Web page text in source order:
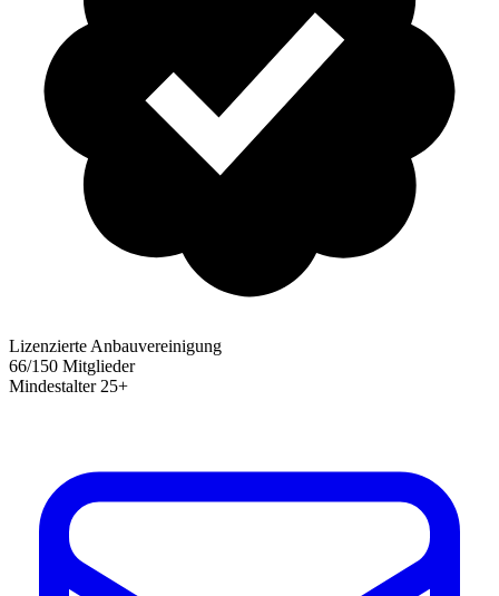
Lizenzierte Anbauvereinigung
66/150 Mitglieder
Mindestalter 25+